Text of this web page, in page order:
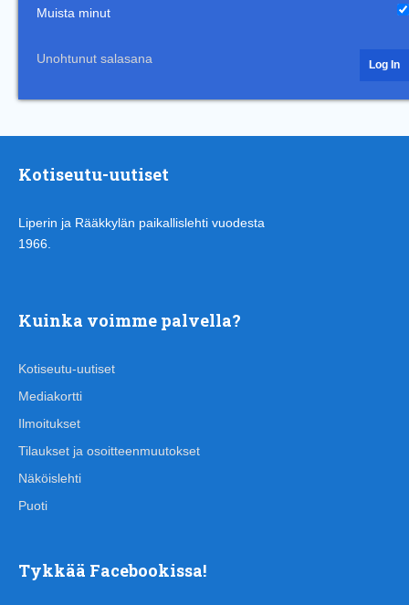
Muista minut
Unohtunut salasana
Kotiseutu-uutiset
Liperin ja Rääkkylän paikallislehti vuodesta
1966.
Kuinka voimme palvella?
Kotiseutu-uutiset
Mediakortti
Ilmoitukset
Tilaukset ja osoitteenmuutokset
Näköislehti
Puoti
Tykkää Facebookissa!